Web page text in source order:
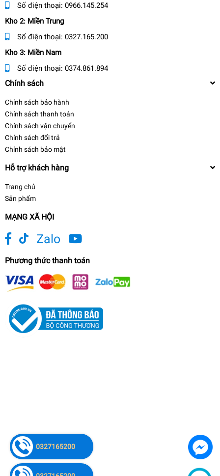
Số điện thoại: 0966.145.254
Kho 2: Miền Trung
Số điện thoại: 0327.165.200
Kho 3: Miền Nam
Số điện thoại: 0374.861.894
Chính sách
Chính sách bảo hành
Chính sách thanh toán
Chính sách vận chuyển
Chính sách đổi trả
Chính sách bảo mật
Hỗ trợ khách hàng
Trang chủ
Sản phẩm
MẠNG XÃ HỘI
Zalo
Phương thức thanh toán
0327165200
Máy Cắt Thủy Lực Cầm Tay Đông Phong 2400W
GQ-20 (RC20)/220V
7.200.000₫
undefined